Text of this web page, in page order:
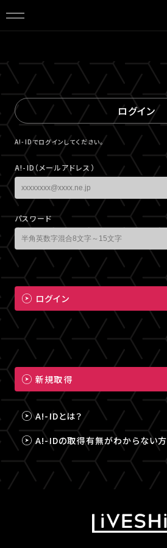
ログイン
A!-IDでログインしてください。
A!-ID（メールアドレス）
パスワード
ログイン
新規取得
A!-IDとは？
A!-IDの取得有無がわからない方